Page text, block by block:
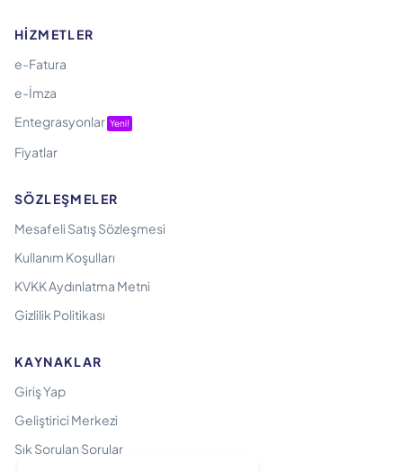
HIZMETLER
e-Fatura
e-İmza
Entegrasyonlar Yeni!
Fiyatlar
SÖZLEŞMELER
Mesafeli Satış Sözleşmesi
Kullanım Koşulları
KVKK Aydınlatma Metni
Gizlilik Politikası
KAYNAKLAR
Giriş Yap
Geliştirici Merkezi
Sık Sorulan Sorular